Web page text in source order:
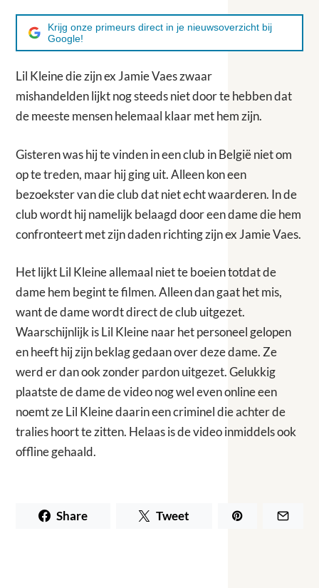
Krijg onze primeurs direct in je nieuwsoverzicht bij
Google!
Lil Kleine die zijn ex Jamie Vaes zwaar
mishandelden lijkt nog steeds niet door te hebben dat
de meeste mensen helemaal klaar met hem zijn.
Gisteren was hij te vinden in een club in België niet om
op te treden, maar hij ging uit. Alleen kon een
bezoekster van die club dat niet echt waarderen. In de
club wordt hij namelijk belaagd door een dame die hem
confronteert met zijn daden richting zijn ex Jamie Vaes.
Het lijkt Lil Kleine allemaal niet te boeien totdat de
dame hem begint te filmen. Alleen dan gaat het mis,
want de dame wordt direct de club uitgezet.
Waarschijnlijk is Lil Kleine naar het personeel gelopen
en heeft hij zijn beklag gedaan over deze dame. Ze
werd er dan ook zonder pardon uitgezet. Gelukkig
plaatste de dame de video nog wel even online een
noemt ze Lil Kleine daarin een criminel die achter de
tralies hoort te zitten. Helaas is de video inmiddels ook
offline gehaald.
Share Tweet